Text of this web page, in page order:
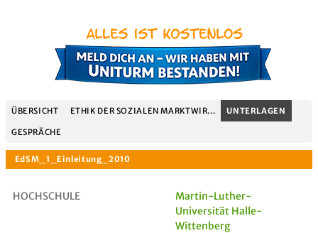
ÜBERSICHT ETHIK DER SOZIALEN MARKTWIR... UNTERLAGEN
GESPRÄCHE
HOCHSCHULE
Martin-Luther-
Universität Halle-
Wittenberg